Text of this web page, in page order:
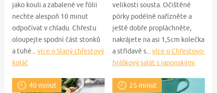
jako kouli a zabalené ve fólii
nechte alespoň 10 minut
odpočívat v chladu. Chřestu
oloupejte spodní část stonků
a tuhé... více o Slaný chřestový
koláč
velikosti sousta. Očištěné
pórky podélně nařízněte a
ještě dobře propláchněte,
nakrájete na asi 1,5cm kolečka
a střídavě s... více o Chřestovo-
hráškový salát s japonskými
40 minut
25 minut